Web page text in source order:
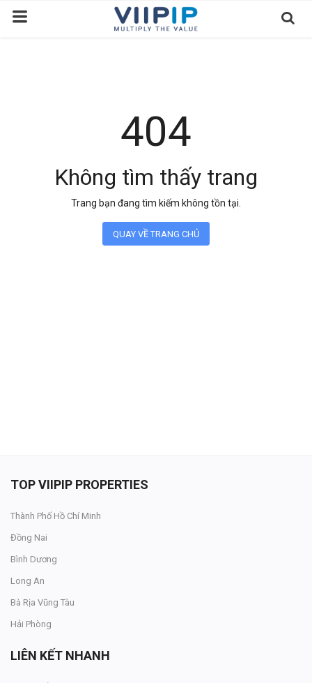
Tầm nhìn
Quy Trình/Hướng Dẫn Đầu Tư
404
Không tìm thấy trang
Trang bạn đang tìm kiếm không tồn tại.
QUAY VỀ TRANG CHỦ
TOP VIIPIP PROPERTIES
Thành Phố Hồ Chí Minh
Đồng Nai
Bình Dương
Long An
Bà Rịa Vũng Tàu
Hải Phòng
LIÊN KẾT NHANH